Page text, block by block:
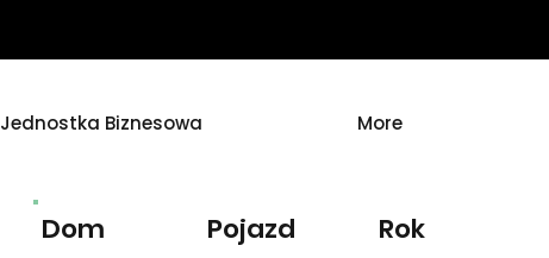
Jednostka Biznesowa More
Pojazd Rok
Dom